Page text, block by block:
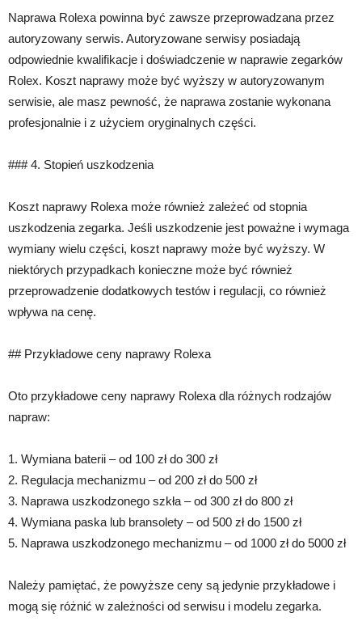
Naprawa Rolexa powinna być zawsze przeprowadzana przez
autoryzowany serwis. Autoryzowane serwisy posiadają
odpowiednie kwalifikacje i doświadczenie w naprawie zegarków
Rolex. Koszt naprawy może być wyższy w autoryzowanym
serwisie, ale masz pewność, że naprawa zostanie wykonana
profesjonalnie i z użyciem oryginalnych części.
### 4. Stopień uszkodzenia
Koszt naprawy Rolexa może również zależeć od stopnia
uszkodzenia zegarka. Jeśli uszkodzenie jest poważne i wymaga
wymiany wielu części, koszt naprawy może być wyższy. W
niektórych przypadkach konieczne może być również
przeprowadzenie dodatkowych testów i regulacji, co również
wpływa na cenę.
## Przykładowe ceny naprawy Rolexa
Oto przykładowe ceny naprawy Rolexa dla różnych rodzajów
napraw:
1. Wymiana baterii – od 100 zł do 300 zł
2. Regulacja mechanizmu – od 200 zł do 500 zł
3. Naprawa uszkodzonego szkła – od 300 zł do 800 zł
4. Wymiana paska lub bransolety – od 500 zł do 1500 zł
5. Naprawa uszkodzonego mechanizmu – od 1000 zł do 5000 zł
Należy pamiętać, że powyższe ceny są jedynie przykładowe i
mogą się różnić w zależności od serwisu i modelu zegarka.